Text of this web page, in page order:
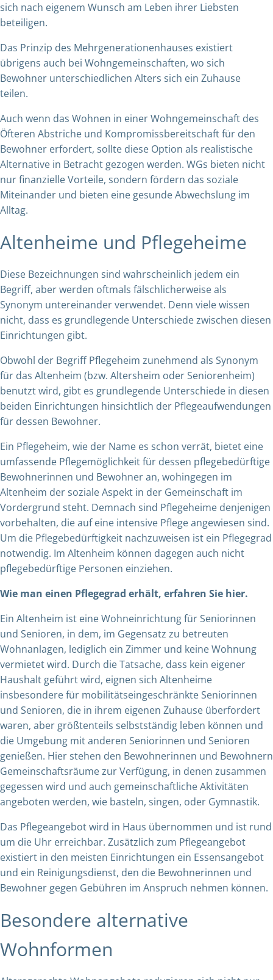
sich nach eigenem Wunsch am Leben ihrer Liebsten
beteiligen.
Das Prinzip des Mehrgenerationenhauses existiert
übrigens auch bei Wohngemeinschaften, wo sich
Bewohner unterschiedlichen Alters sich ein Zuhause
teilen.
Auch wenn das Wohnen in einer Wohngemeinschaft des
Öfteren Abstriche und Kompromissbereitschaft für den
Bewohner erfordert, sollte diese Option als realistische
Alternative in Betracht gezogen werden. WGs bieten nicht
nur finanzielle Vorteile, sondern fördern das soziale
Miteinander und bieten eine gesunde Abwechslung im
Alltag.
Altenheime und Pflegeheime
Diese Bezeichnungen sind wahrscheinlich jedem ein
Begriff, aber werden oftmals fälschlicherweise als
Synonym untereinander verwendet. Denn viele wissen
nicht, dass es grundlegende Unterschiede zwischen diesen
Einrichtungen gibt.
Obwohl der Begriff Pflegeheim zunehmend als Synonym
für das Altenheim (bzw. Altersheim oder Seniorenheim)
benutzt wird, gibt es grundlegende Unterschiede in diesen
beiden Einrichtungen hinsichtlich der Pflegeaufwendungen
für dessen Bewohner.
Ein Pflegeheim, wie der Name es schon verrät, bietet eine
umfassende Pflegemöglichkeit für dessen pflegebedürftige
Bewohnerinnen und Bewohner an, wohingegen im
Altenheim der soziale Aspekt in der Gemeinschaft im
Vordergrund steht. Demnach sind Pflegeheime denjenigen
vorbehalten, die auf eine intensive Pflege angewiesen sind.
Um die Pflegebedürftigkeit nachzuweisen ist ein Pflegegrad
notwendig. Im Altenheim können dagegen auch nicht
pflegebedürftige Personen einziehen.
Wie man einen Pflegegrad erhält, erfahren Sie hier.
Ein Altenheim ist eine Wohneinrichtung für Seniorinnen
und Senioren, in dem, im Gegensatz zu betreuten
Wohnanlagen, lediglich ein Zimmer und keine Wohnung
vermietet wird. Durch die Tatsache, dass kein eigener
Haushalt geführt wird, eignen sich Altenheime
insbesondere für mobilitätseingeschränkte Seniorinnen
und Senioren, die in ihrem eigenen Zuhause überfordert
waren, aber größtenteils selbstständig leben können und
die Umgebung mit anderen Seniorinnen und Senioren
genießen. Hier stehen den Bewohnerinnen und Bewohnern
Gemeinschaftsräume zur Verfügung, in denen zusammen
gegessen wird und auch gemeinschaftliche Aktivitäten
angeboten werden, wie basteln, singen, oder Gymnastik.
Das Pflegeangebot wird in Haus übernommen und ist rund
um die Uhr erreichbar. Zusätzlich zum Pflegeangebot
existiert in den meisten Einrichtungen ein Essensangebot
und ein Reinigungsdienst, den die Bewohnerinnen und
Bewohner gegen Gebühren im Anspruch nehmen können.
Besondere alternative
Wohnformen